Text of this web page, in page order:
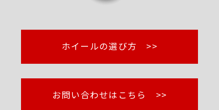
ホイールの選び方 >>
お問い合わせはこちら >>